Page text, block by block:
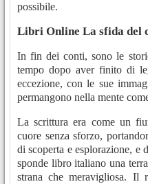
possibile.
Libri Online La sfida del
In fin dei conti, sono le
tempo dopo aver finito di
eccezione, con le sue
permangono nella mente
La scrittura era come un
cuore senza sforzo,
di scoperta e esplorazione, e
sponde libro italiano una
strana che meravigliosa. Il